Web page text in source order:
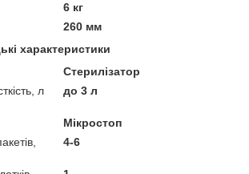
6 кг
260 мм
характеристики
Стерилізатор
л
до 3 л
Мікростоп
4-6